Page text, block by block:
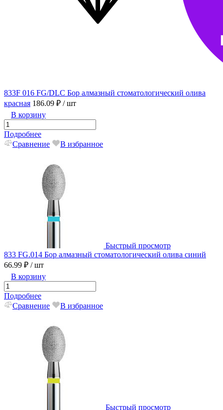
833F 016 FG/DLC Бор алмазный стоматологический олива
красная 186.09 ₽ / шт
В корзину
Подробнее
Сравнение
В избранное
Быстрый просмотр
833 FG.014 Бор алмазный стоматологический олива синий
66.99 ₽ / шт
В корзину
Подробнее
Сравнение
В избранное
Быстрый просмотр